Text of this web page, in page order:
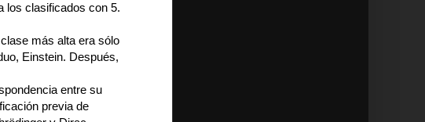
los clasificados con 5.
más alta era sólo
Einstein. Después,
entre su
previa de